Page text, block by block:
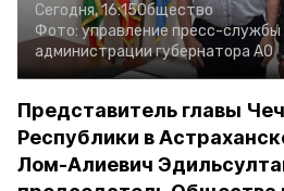
Сегодня, 16:15Общество
Фото: управление пресс-
администрации губернатора АО
Представитель главы
Республики в
Лом-Алиевич